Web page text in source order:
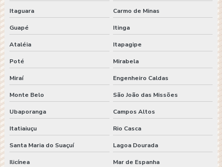
Itaguara Carmo de Minas
Guapé Itinga
Ataléia Itapagipe
Poté Mirabela
Miraí Engenheiro Caldas
Monte Belo São João das Missões
Ubaporanga Campos Altos
Itatiaiuçu Rio Casca
Santa Maria do Suaçuí Lagoa Dourada
Ilicínea Mar de Espanha